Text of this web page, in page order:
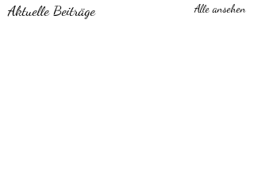
Aktuelle Beiträge Alle ansehen